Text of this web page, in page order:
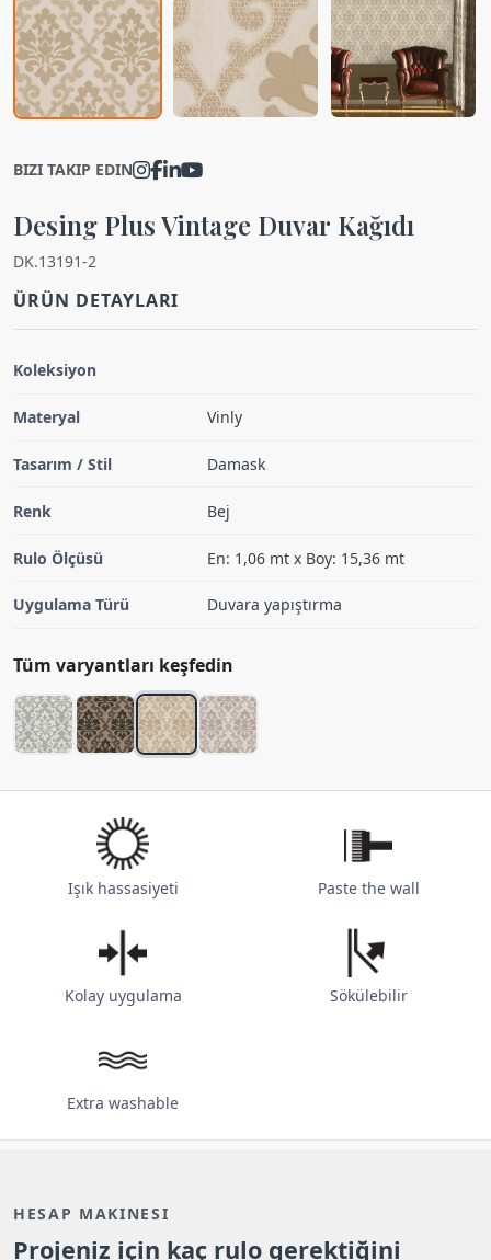
BIZI TAKIP EDIN
Desing Plus Vintage Duvar Kağıdı
DK.13191-2
ÜRÜN DETAYLARI
Koleksiyon
Materyal Vinly
Tasarım / Stil Damask
Renk Bej
Rulo Ölçüsü En: 1,06 mt x Boy: 15,36 mt
Uygulama Türü Duvara yapıştırma
Tüm varyantları keşfedin
Işık hassasiyeti Paste the wall
Kolay uygulama Sökülebilir
Extra washable
HESAP MAKINESI
Projeniz için kaç rulo gerektiğini